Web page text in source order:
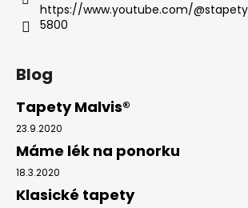
https://www.youtube.com/
5800
Blog
Tapety Malvis®
23.9.2020
Máme lék na ponorku
18.3.2020
Klasické tapety